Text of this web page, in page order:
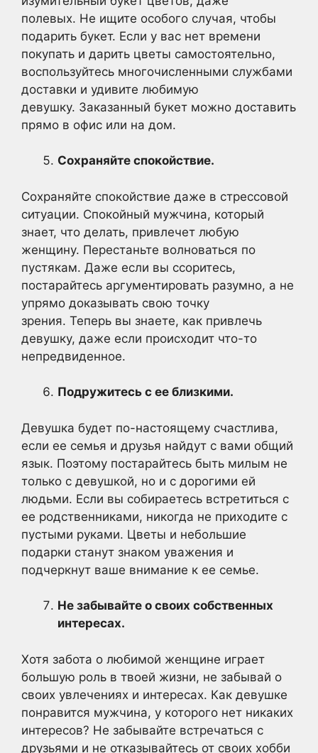
полевых. Не ищите особого случая, чтобы
подарить букет. Если у вас нет времени
покупать и дарить цветы самостоятельно,
воспользуйтесь многочисленными службами
доставки и удивите любимую
девушку. Заказанный букет можно доставить
прямо в офис или на дом.
Сохраняйте спокойствие.
Сохраняйте спокойствие даже в стрессовой
ситуации. Спокойный мужчина, который
знает, что делать, привлечет любую
женщину. Перестаньте волноваться по
пустякам. Даже если вы ссоритесь,
постарайтесь аргументировать разумно, а не
упрямо доказывать свою точку
зрения. Теперь вы знаете, как привлечь
девушку, даже если происходит что-то
непредвиденное.
Подружитесь с ее близкими.
Девушка будет по-настоящему счастлива,
если ее семья и друзья найдут с вами общий
язык. Поэтому постарайтесь быть милым не
только с девушкой, но и с дорогими ей
людьми. Если вы собираетесь встретиться с
ее родственниками, никогда не приходите с
пустыми руками. Цветы и небольшие
подарки станут знаком уважения и
подчеркнут ваше внимание к ее семье.
Не забывайте о своих собственных
интересах.
Хотя забота о любимой женщине играет
большую роль в твоей жизни, не забывай о
своих увлечениях и интересах. Как девушке
понравится мужчина, у которого нет никаких
интересов? Не забывайте встречаться с
друзьями и не отказывайтесь от своих хобби